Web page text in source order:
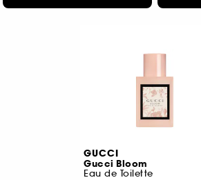
GUCCI
Gucci Bloom
Eau de Toilette